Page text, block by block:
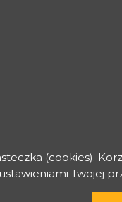
(cookies).
Twojej